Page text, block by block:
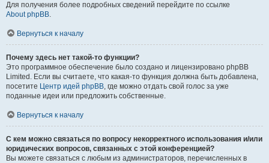
Для получения более подробных сведений перейдите по ссылке
About phpBB.
Вернуться к началу
Почему здесь нет такой-то функции?
Это программное обеспечение было создано и лицензировано phpBB
Limited. Если вы считаете, что какая-то функция должна быть добавлена,
посетите Центр идей phpBB, где можно отдать свой голос за уже
поданные идеи или предложить собственные.
Вернуться к началу
С кем можно связаться по вопросу некорректного использования и/или
юридических вопросов, связанных с этой конференцией?
Вы можете связаться с любым из администраторов, перечисленных в